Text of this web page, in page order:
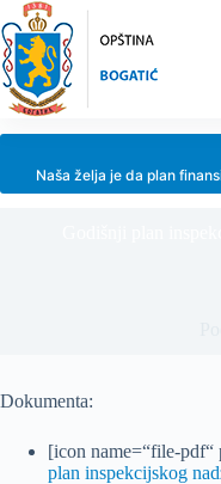
Skip
to
content
Naša želja je da plan
Dokumenta:
[icon name=“file-pdf“
plan inspekcijskog